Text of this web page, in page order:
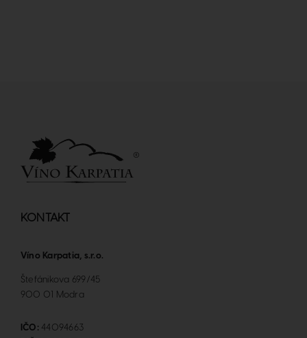
KONTAKT
Víno Karpatia, s.r.o.
Štefánikova 699/45
900 01 Modra
IČO: 44094663